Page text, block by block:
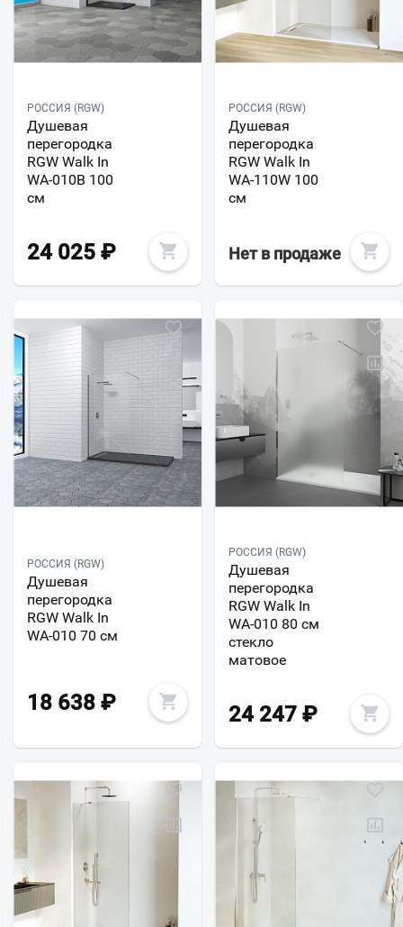
РОССИЯ (RGW)
Душевая
перегородка
RGW Walk In
WA-010B 100
см
24 025 ₽
РОССИЯ (RGW)
Душевая
перегородка
RGW Walk In
WA-110W 100
см
Нет в продаже
РОССИЯ (RGW)
Душевая
перегородка
RGW Walk In
WA-010 70 см
18 638 ₽
РОССИЯ (RGW)
Душевая
перегородка
RGW Walk In
WA-010 80 см
стекло
матовое
24 247 ₽